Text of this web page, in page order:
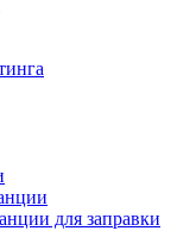
для заправки